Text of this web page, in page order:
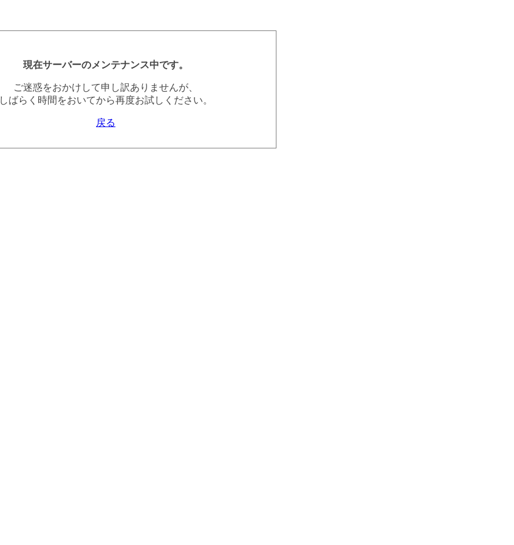
現在サーバーのメンテナンス中です。
ご迷惑をおかけして申し訳ありませんが、
しばらく時間をおいてから再度お試しください。
戻る